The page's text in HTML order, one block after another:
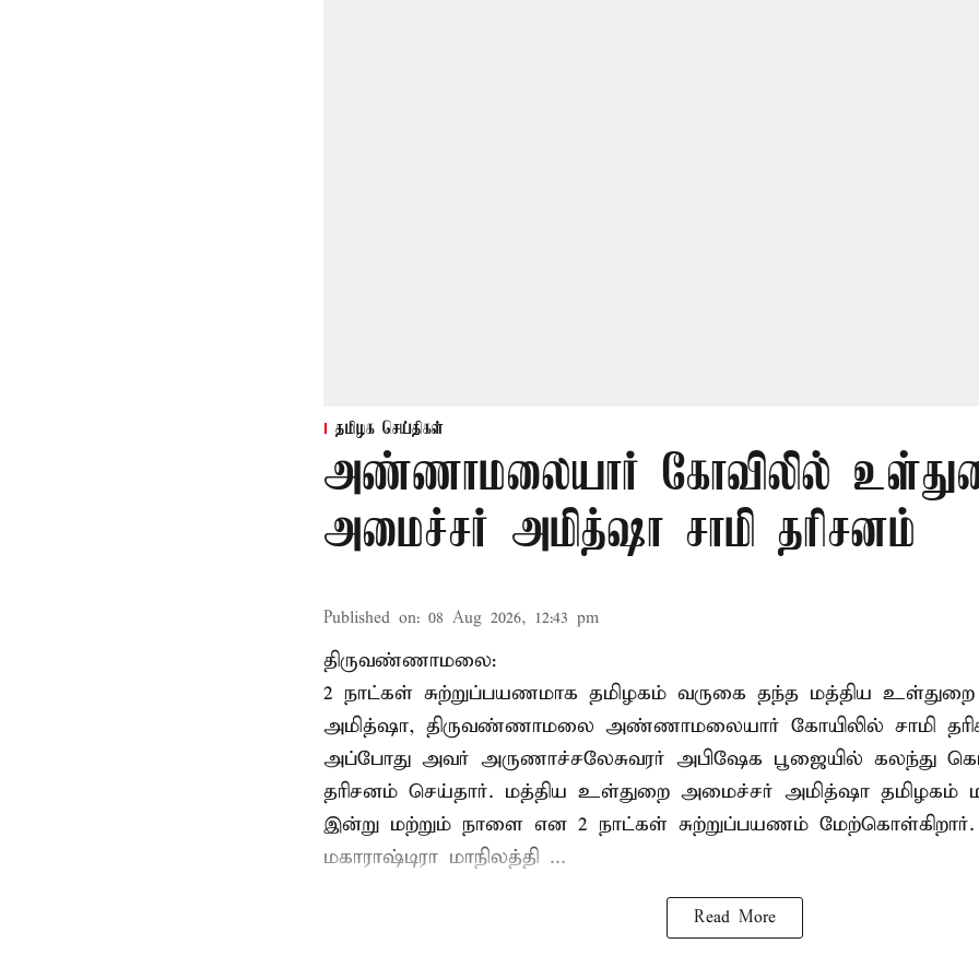
தமிழக செய்திகள்
அண்ணாமலையார் கோவிலில்
அமைச்சர் அமித்ஷா சாமி தரிசனம்
Published on: 08 Aug 2026, 12:43 pm
திருவண்ணாமலை:
2 நாட்கள் சுற்றுப்பயணமாக தமிழகம் வருகை தந்த மத்திய
அமித்ஷா, திருவண்ணாமலை அண்ணாமலையார் கோயிலில் சாமி
அப்போது அவர் அருணாச்சலேசுவரர் அபிஷேக பூஜையில் கலந்து
தரிசனம் செய்தார். மத்திய உள்துறை அமைச்சர் அமித்ஷா தமிழகம்
இன்று மற்றும் நாளை என 2 நாட்கள் சுற்றுப்பயணம்
மகாராஷ்டிரா மாநிலத்தி ...
Read More